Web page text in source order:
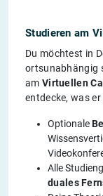
Studieren am
Du möchtest in
ortsunabhängig
am Virtuellen
entdecke, was
Optionale
Alle
duales